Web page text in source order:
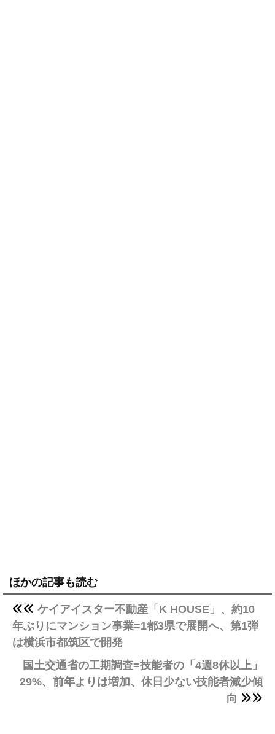
ほかの記事も読む
ケイアイスター不動産「K HOUSE」、約10
年ぶりにマンション事業=1都3県で展開へ、第1弾
は横浜市都筑区で開発
国土交通省の工期調査=技能者の「4週8休以上」
29%、前年よりは増加、休日少ない技能者減少傾
向